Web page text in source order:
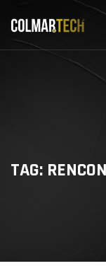
content
TAG: